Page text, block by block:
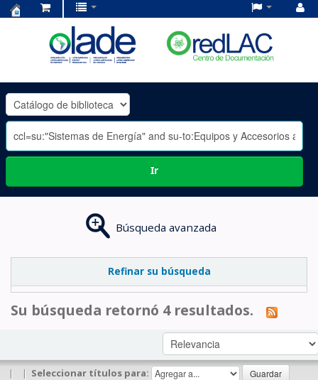
OLADE
-
Ir
Búsqueda avanzada
Refinar su búsqueda
Su búsqueda retornó 4 resultados.
| | Seleccionar títulos para: